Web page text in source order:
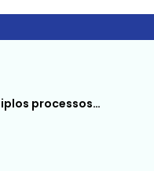
com mesmo tema